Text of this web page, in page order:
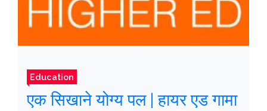
Education
एक सिखाने योग्य पल | हायर एड गामा